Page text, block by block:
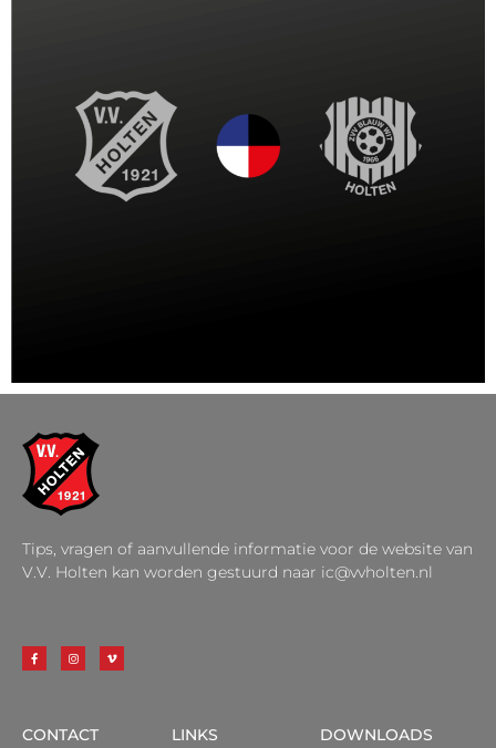
Tips, vragen of aanvullende informatie voor de website van
V.V. Holten kan worden gestuurd naar ic@vvholten.nl
CONTACT LINKS DOWNLOADS